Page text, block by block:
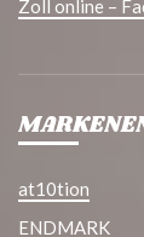
Zoll online –
at10tion
ENDMARK